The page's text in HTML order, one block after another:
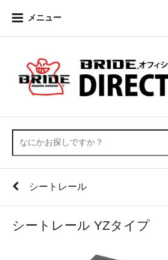
メニュー
シートレール
シートレール YZタイプ